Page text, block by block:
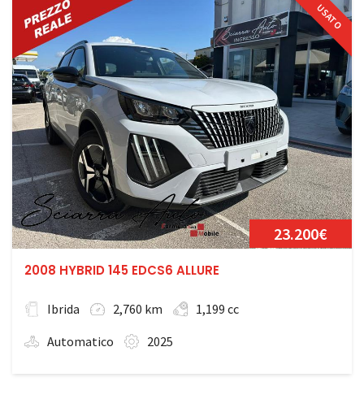
USATO
23.200€
2008 HYBRID 145 EDCS6 ALLURE
Ibrida 2,760 km
1,199 cc
Automatico
2025